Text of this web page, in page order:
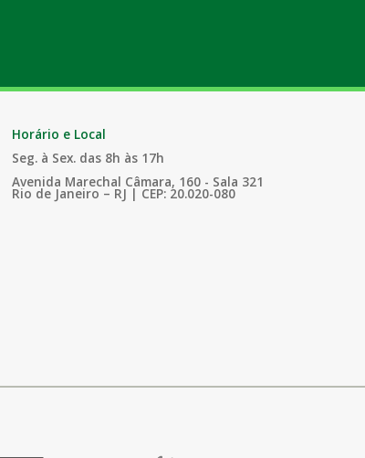
Horário e Local
Seg. à Sex. das 8h às 17h
Avenida Marechal Câmara, 160 - Sala 321
Rio de Janeiro – RJ | CEP: 20.020-080